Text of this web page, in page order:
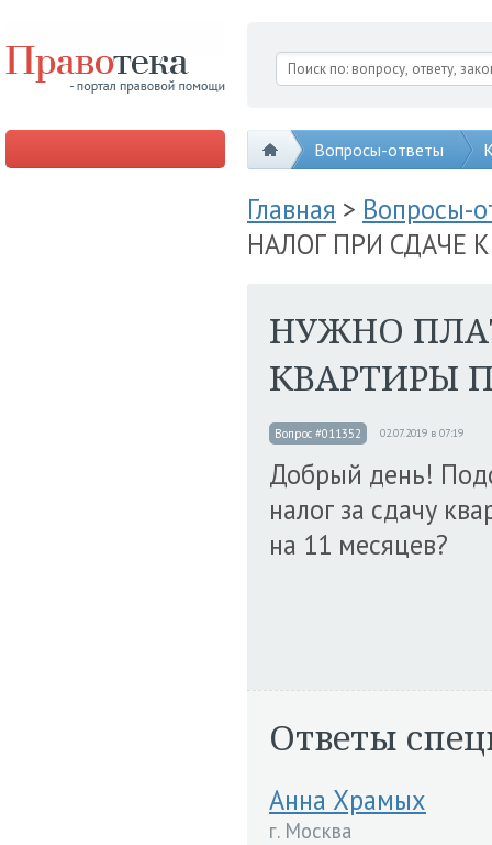
Вопросы-ответы
Главная > Вопросы-
НАЛОГ ПРИ СДАЧЕ
НУЖНО
КВАРТИРЫ
Вопрос #011352 02.07.2019 в 07:19
Добрый день!
налог за сдачу
на 11 месяцев?
Ответы
Анна Храмых
г. Москва